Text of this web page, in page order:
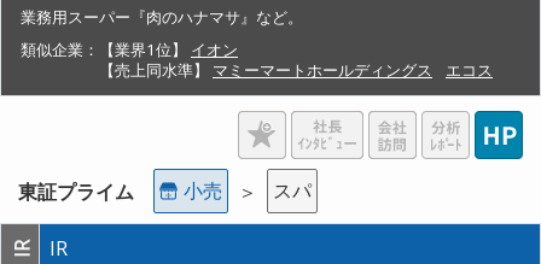
業務用スーパー『肉のハナマサ』など。
類似企業：
【業界1位】
イオン
【売上同水準】
マミーマートホールディングス エコス
東証プライム 小売 ＞ スパ
IR IR